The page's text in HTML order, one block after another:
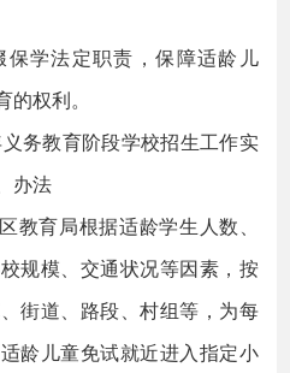
学法定职责，保障适龄儿
权利。
教育阶段学校招生工作实
办法
育局根据适龄学生人数、
规模、交通状况等因素，按
街道、路段、村组等，为每
龄儿童免试就近进入指定小